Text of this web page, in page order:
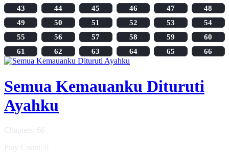
43
44 45 46 47
48
49
50 51 52 53
54
55
56 57 58 59
60
61
62 63 64 65 66
Semua Kemauanku Dituruti
Ayahku
Chapters: 66
Play Count: 0